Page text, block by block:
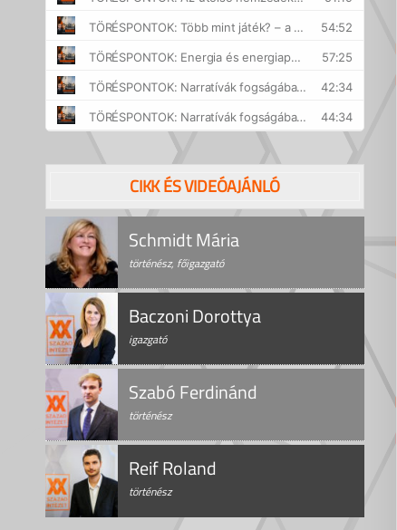
CIKK ÉS VIDEÓAJÁNLÓ
Schmidt Mária
történész, főigazgató
Baczoni Dorottya
igazgató
Szabó Ferdinánd
történész
Reif Roland
történész